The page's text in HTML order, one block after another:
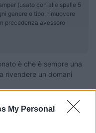
My Personal
(usato con alle spalle 5
genere e tipo, rimuovere
precedenza avessoro
è che è sempre una
rivendere un domani
è un altra cosa, anche
Poi lo vedi solo una